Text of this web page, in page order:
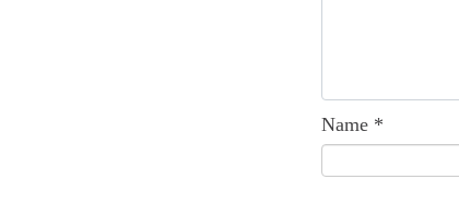
Name *